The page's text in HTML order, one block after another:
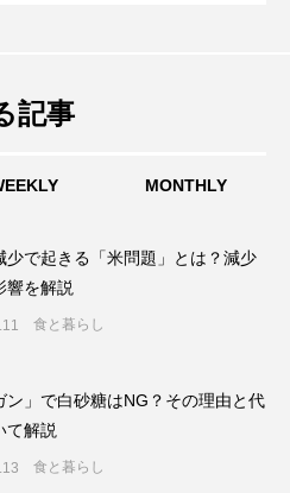
新たな働き方
背景や廃止理由、働き方への
クル食品でフードロスを削
クルとの違いと市場規模拡大
記事
MONTHLY
少で起きる「米問題」とは？減少
響を解説
食と暮らし
ン」で白砂糖はNG？その理由と代
て解説
食と暮らし